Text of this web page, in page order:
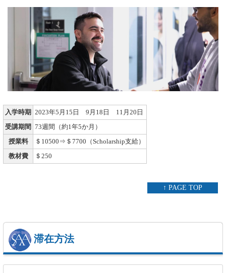
入学時期 2023年5月15日 9月18日 11月20日
受講期間 73週間（約1年5か月）
授業料 ＄10500⇒＄7700（Scholarship支給）
教材費 ＄250
↑ PAGE TOP
滞在方法